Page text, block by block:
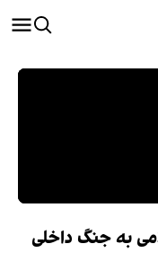
به جنگ داخلی